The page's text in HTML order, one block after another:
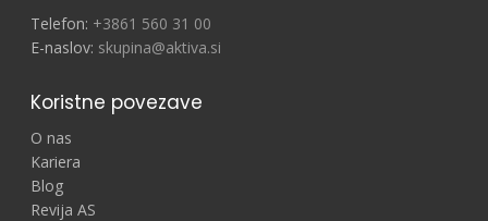
Telefon: +3861 560 31 00
E-naslov: skupina@aktiva.si
Koristne povezave
O nas
Kariera
Blog
Revija AS